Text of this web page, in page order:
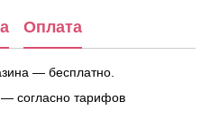
Оплата
— бесплатно.
согласно тарифов